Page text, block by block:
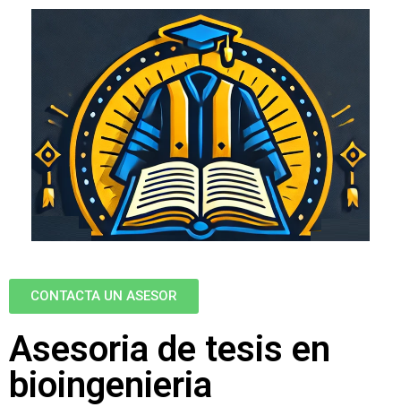
CONTACTA UN ASESOR
Asesoria de tesis en
bioingenieria